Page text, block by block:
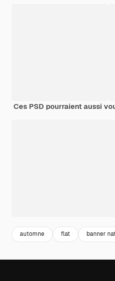
Ces PSD pourraient aussi
automne flat banner